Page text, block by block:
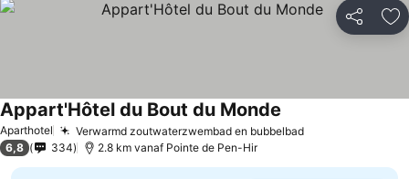
Delen
Aparthotel Verwarmd zoutwaterzwembad en bubbelbad
Appart'Hôtel du Bout du Monde
6,8 334 2.8 km vanaf Pointe de Pen-Hir